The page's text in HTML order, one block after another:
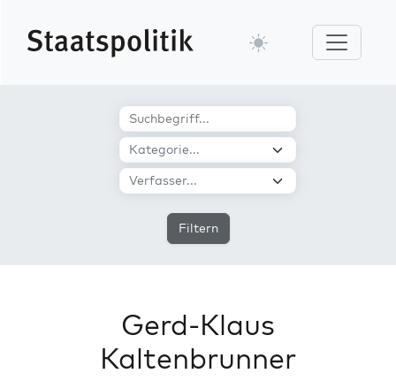
Filtern
Gerd-Klaus
Kaltenbrunner